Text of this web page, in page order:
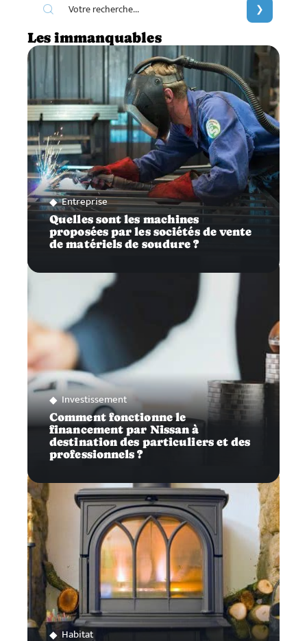
Les immanquables
Entreprise
Quelles sont les machines
proposées par les sociétés de vente
de matériels de soudure ?
Investissement
Comment fonctionne le
financement par Nissan à
destination des particuliers et des
professionnels ?
Habitat